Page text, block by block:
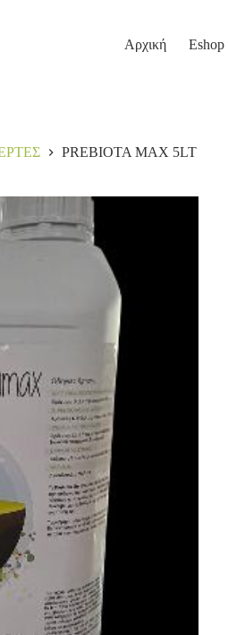
Αρχική Eshop
PREBIOTA MAX 5LT